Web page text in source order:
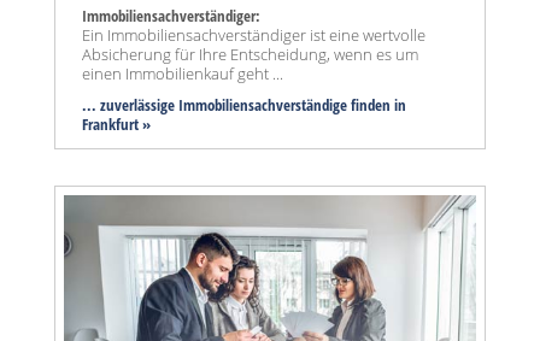
Immobiliensachverständiger:
Ein Immobiliensachverständiger ist eine wertvolle
Absicherung für Ihre Entscheidung, wenn es um
einen Immobilienkauf geht ...
... zuverlässige Immobiliensachverständige finden in
Frankfurt »